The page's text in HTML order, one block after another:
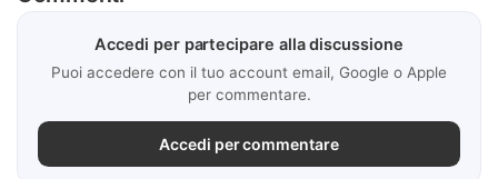
Accedi per partecipare alla discussione
Puoi accedere con il tuo account email, Google o Apple
per commentare.
Accedi per commentare